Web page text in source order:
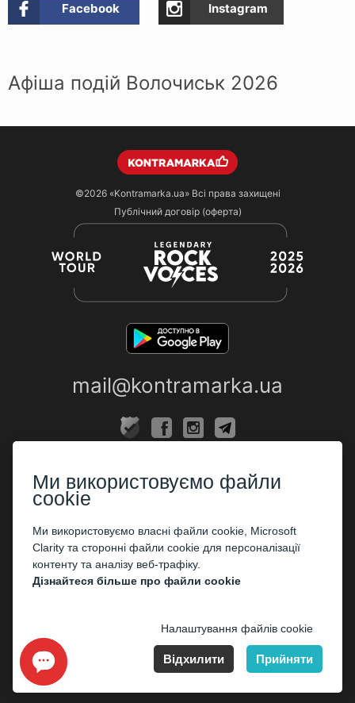
Facebook Instagram
Афіша подій Волочиськ 2026
©2026 «Kontramarka.ua»Всі права захищені
Публічний договір (оферта)
mail@kontramarka.ua
Каси
ПАРТНЕРАМ
Організаторам
Корпоративним клієнтам
Ми використовуємо файли
cookie
Ми використовуємо власні файли cookie, Microsoft
Clarity та сторонні файли cookie для персоналізації
контенту та аналізу веб-трафіку.
Дізнайтеся більше про файли cookie
Налаштування файлів cookie
Відхилити Прийняти